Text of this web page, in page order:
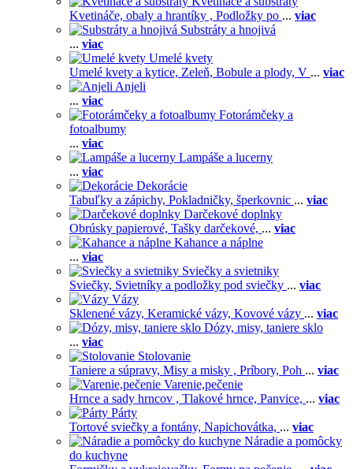
Kvetináče, obaly a hrantíky , Podložky po ... viac
Substráty a hnojivá
... viac
Umelé kvety
Umelé kvety a kytice, Zeleň, Bobule a plody, V ... viac
Anjeli
... viac
Fotorámčeky a
fotoalbumy
... viac
Lampáše a lucerny
... viac
Dekorácie
Tabuľky a zápichy, Pokladničky, šperkovnic ... viac
Darčekové doplnky
Obrúsky papierové, Tašky darčekové, ... viac
Kahance a náplne
... viac
Sviečky a svietniky
Sviečky, Svietníky a podložky pod sviečky ... viac
Vázy
Sklenené vázy, Keramické vázy, Kovové vázy ... viac
Dózy, misy, taniere sklo
... viac
Stolovanie
Taniere a súpravy, Misy a misky , Príbory, Poh ... viac
Varenie,pečenie
Hrnce a sady hrncov , Tlakové hrnce, Panvice, ... viac
Párty
Tortové sviečky a fontány, Napichovátka, ... viac
Náradie a pomôcky
do kuchyne